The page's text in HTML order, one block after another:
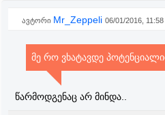
ავტორი Mr_Zeppeli 06/01/2016,
მე რო ვხატავდე
წარმოდგენაც არ მინდა..